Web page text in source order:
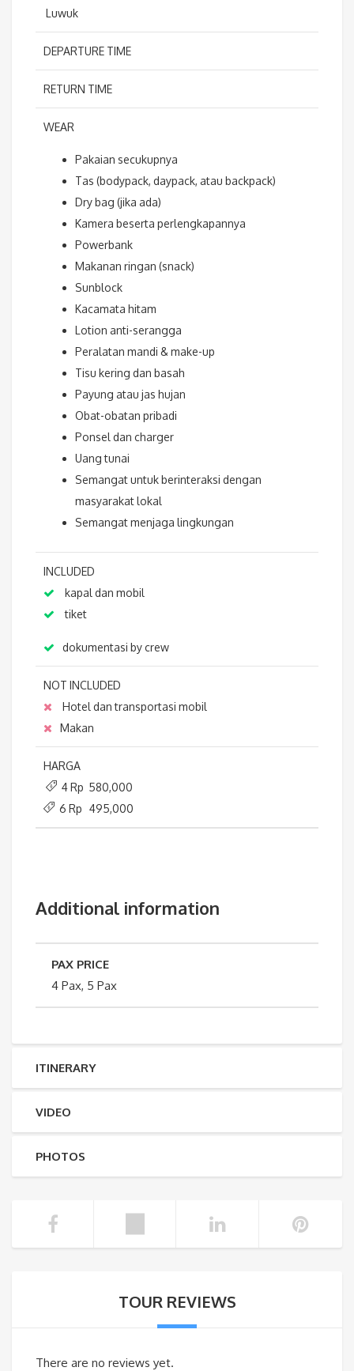
Luwuk
DEPARTURE TIME
RETURN TIME
WEAR
Pakaian secukupnya
Tas (bodypack, daypack, atau backpack)
Dry bag (jika ada)
Kamera beserta perlengkapannya
Powerbank
Makanan ringan (snack)
Sunblock
Kacamata hitam
Lotion anti-serangga
Peralatan mandi & make-up
Tisu kering dan basah
Payung atau jas hujan
Obat-obatan pribadi
Ponsel dan charger
Uang tunai
Semangat untuk berinteraksi dengan
masyarakat lokal
Semangat menjaga lingkungan
INCLUDED
kapal dan mobil
tiket
dokumentasi by crew
NOT INCLUDED
Hotel dan transportasi mobil
Makan
HARGA
4 Rp 580,000
6 Rp 495,000
Additional information
PAX PRICE
4 Pax, 5 Pax
ITINERARY
VIDEO
PHOTOS
TOUR REVIEWS
There are no reviews yet.